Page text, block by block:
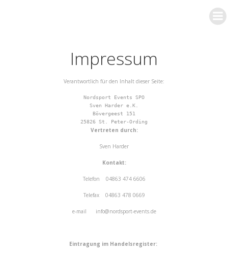
Impressum
Verantwortlich für den Inhalt dieser Seite:
Nordsport Events SPO
Sven Harder e.K.
Bövergeest 151
25826 St. Peter-Ording
Vertreten durch:
Sven Harder
Kontakt:
Telefon 04863 474 6606
Telefax 04863 478 0669
e-mail info@nordsport-events.de
Eintragung im Handelsregister: